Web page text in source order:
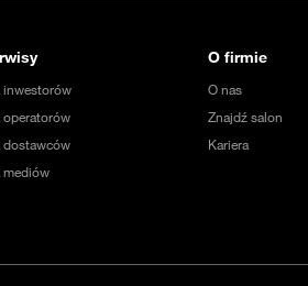
inwestorów
operatorów
dostawców
mediów
O firmie
O nas
Znajdź salon
Kariera